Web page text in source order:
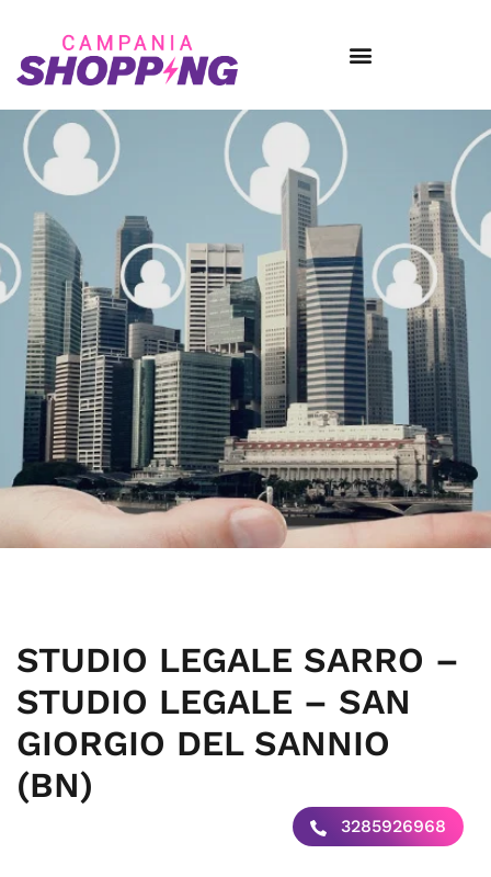
STUDIO LEGALE SARRO –
STUDIO LEGALE – SAN
GIORGIO DEL SANNIO
(BN)
3285926968